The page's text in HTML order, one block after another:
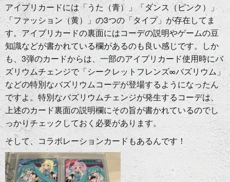
アイプリカードには「うた（青）」「ダンス（ピンク）」
「ファッション（黄）」の3つの「タイプ」が存在してま
す。アイプリカードの裏面にはコーデの説明やゲームの豆
知識などが書かれている欄があるのも良い感じです。しか
も、3弾のカードからは、一部のアイプリカード使用時にバ
ズリウムチェンジで「シークレットフレンズ∞バズリウム」
などの特別なバズリウムコーデが登場するようになったん
ですよ。特別なバズリウムチェンジが発生するコーデは、
上述のカード裏面の説明欄にその旨が書かれているのでし
っかりチェックしておく必要があります。
そして、コラボレーションカードもあるんです！